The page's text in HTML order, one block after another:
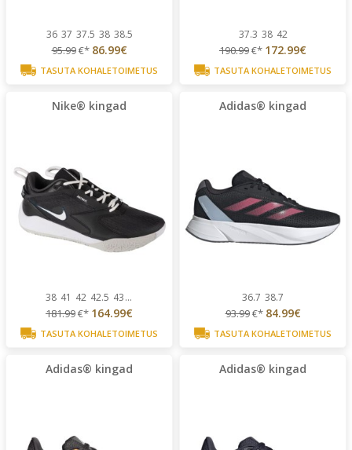
36 37 37.5 38 38.5
95.99€* 86.99€
TASUTA KOHALETOIMETUS
37.3 38 42
190.99€* 172.99€
TASUTA KOHALETOIMETUS
Nike® kingad
38 41 42 42.5 43...
181.99€* 164.99€
TASUTA KOHALETOIMETUS
Adidas® kingad
36.7 38.7
93.99€* 84.99€
TASUTA KOHALETOIMETUS
Adidas® kingad Adidas® kingad